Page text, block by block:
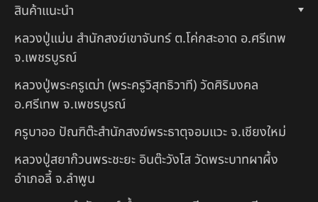
สินค้าแนะนำ
หลวงปู่แม่น สำนักสงฆ์เขาจันทร์ ต.โค่กสะอาด อ.ศรีเทพ
จ.เพชรบูรณ์
หลวงปู่พระครูเฒ่า (พระครูวิสุทธิวาที) วัดศิริมงคล
อ.ศรีเทพ จ.เพชรบูรณ์
ครูบาออ ปัณฑิต๊ะสำนักสงฆ์พระธาตุจอมแวะ จ.เชียงใหม่
หลวงปู่สยาก๊วนพระชะยะ อินต๊ะวังโส วัดพระบาทผาผึ้ง
อำเภอลี้ จ.ลำพูน